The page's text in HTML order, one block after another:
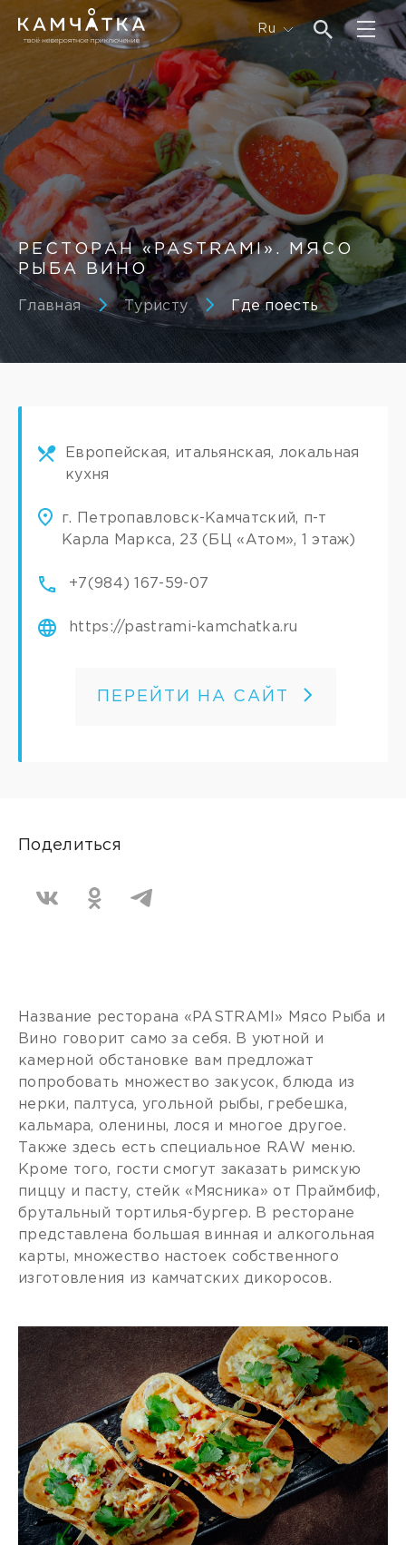
Ru
РЕСТОРАН «PASTRAMI». МЯСО
РЫБА ВИНО
Главная Туристу Где поесть
Европейская, итальянская, локальная
кухня
г. Петропавловск-Камчатский, п-т
Карла Маркса, 23 (БЦ «Атом», 1 этаж)
+7(984) 167-59-07
https://pastrami-kamchatka.ru
ПЕРЕЙТИ НА САЙТ
Поделиться
Название ресторана «PASTRAMI» Мясо Рыба и
Вино говорит само за себя. В уютной и
камерной обстановке вам предложат
попробовать множество закусок, блюда из
нерки, палтуса, угольной рыбы, гребешка,
кальмара, оленины, лося и многое другое.
Также здесь есть специальное RАW меню.
Кроме того, гости смогут заказать римскую
пиццу и пасту, стейк «Мясника» от Праймбиф,
брутальный тортилья-бургер. В ресторане
представлена большая винная и алкогольная
карты, множество настоек собственного
изготовления из камчатских дикоросов.